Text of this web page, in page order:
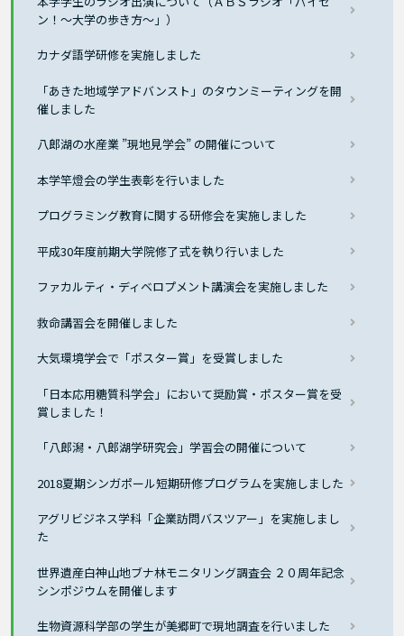
ン！～大学の歩き方～」）
カナダ語学研修を実施しました
「あきた地域学アドバンスト」のタウンミーティングを開
催しました
八郎湖の水産業 ”現地見学会” の開催について
本学竿燈会の学生表彰を行いました
プログラミング教育に関する研修会を実施しました
平成30年度前期大学院修了式を執り行いました
ファカルティ・ディベロプメント講演会を実施しました
救命講習会を開催しました
大気環境学会で「ポスター賞」を受賞しました
「日本応用糖質科学会」において奨励賞・ポスター賞を受
賞しました！
「八郎潟・八郎湖学研究会」学習会の開催について
2018夏期シンガポール短期研修プログラムを実施しました
アグリビジネス学科「企業訪問バスツアー」を実施しまし
た
世界遺産白神山地ブナ林モニタリング調査会 ２０周年記念
シンポジウムを開催します
生物資源科学部の学生が美郷町で現地調査を行いました